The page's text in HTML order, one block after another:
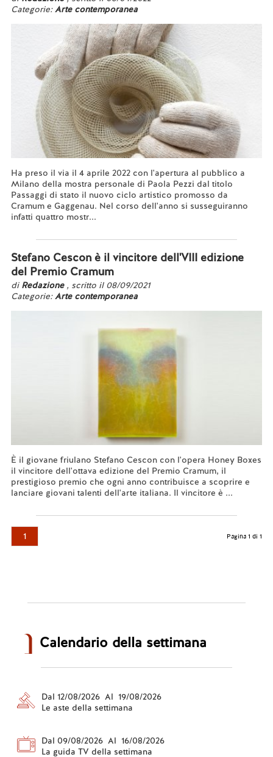
Categorie:Arte contemporanea
Ha preso il via il 4 aprile 2022 con l'apertura al pubblico a
Milano della mostra personale di Paola Pezzi dal titolo
Passaggi di stato il nuovo ciclo artistico promosso da
Cramum e Gaggenau. Nel corso dell'anno si susseguiranno
infatti quattro mostr...
Stefano Cescon è il vincitore dell'VIII edizione
del Premio Cramum
di Redazione , scritto il 08/09/2021
Categorie:Arte contemporanea
È il giovane friulano Stefano Cescon con l'opera Honey Boxes
il vincitore dell'ottava edizione del Premio Cramum, il
prestigioso premio che ogni anno contribuisce a scoprire e
lanciare giovani talenti dell'arte italiana. Il vincitore è ...
1 Pagina 1 di 1
Calendario della settimana
Dal 12/08/2026 Al 19/08/2026
Le aste della settimana
Dal 09/08/2026 Al 16/08/2026
La guida TV della settimana